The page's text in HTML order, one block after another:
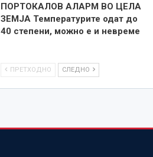
ПОРТОКАЛОВ АЛАРМ ВО ЦЕЛА
ЗЕМЈА Температурите одат до
40 степени, можно е и невреме
ПРЕТХОДНО СЛЕДНО